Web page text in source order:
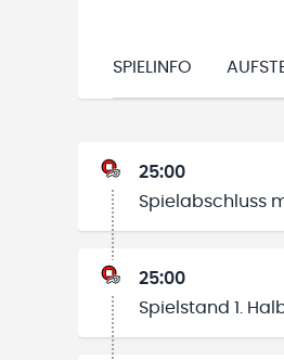
SPIELINFO
25:00
Spielabschluss
25:00
Spielstand 1.